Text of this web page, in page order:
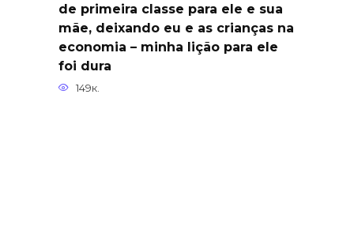
de primeira classe para ele e sua
mãe, deixando eu e as crianças na
economia – minha lição para ele
foi dura
149к.